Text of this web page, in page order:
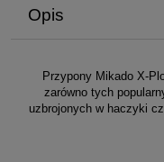
Opis
Przypony Mikado X-
zarówno tych
uzbrojonych w haczyki